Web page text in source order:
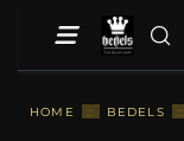
HOME :: BEDELS ::